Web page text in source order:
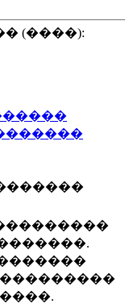
(����):